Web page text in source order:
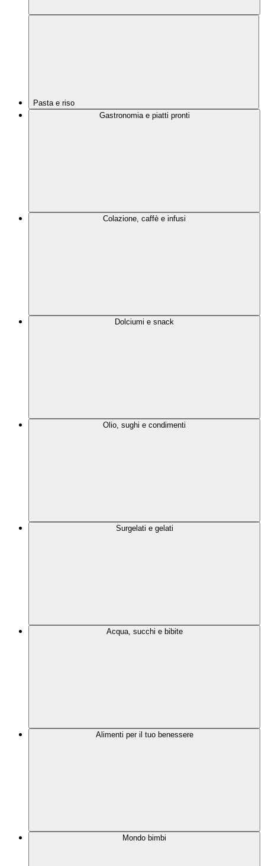
Pasta e riso
Gastronomia e piatti pronti
Colazione, caffè e infusi
Dolciumi e snack
Olio, sughi e condimenti
Surgelati e gelati
Acqua, succhi e bibite
Alimenti per il tuo benessere
Mondo bimbi